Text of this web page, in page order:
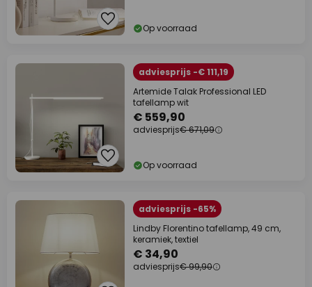
Op voorraad
adviesprijs -€ 111,19
Artemide Talak Professional LED
tafellamp wit
€ 559,90
adviesprijs€ 671,09
Op voorraad
adviesprijs -65%
Lindby Florentino tafellamp, 49 cm,
keramiek, textiel
€ 34,90
adviesprijs€ 99,90